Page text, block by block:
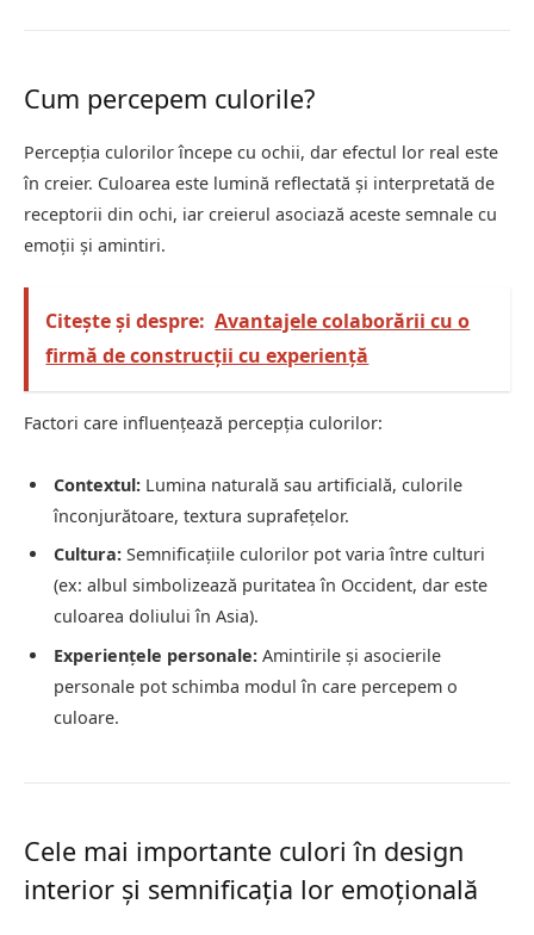
Cum percepem culorile?
Percepția culorilor începe cu ochii, dar efectul lor real este
în creier. Culoarea este lumină reflectată și interpretată de
receptorii din ochi, iar creierul asociază aceste semnale cu
emoții și amintiri.
Citește și despre: Avantajele colaborării cu o
firmă de construcții cu experiență
Factori care influențează percepția culorilor:
Contextul: Lumina naturală sau artificială, culorile
înconjurătoare, textura suprafețelor.
Cultura: Semnificațiile culorilor pot varia între culturi
(ex: albul simbolizează puritatea în Occident, dar este
culoarea doliului în Asia).
Experiențele personale: Amintirile și asocierile
personale pot schimba modul în care percepem o
culoare.
Cele mai importante culori în design
interior și semnificația lor emoțională